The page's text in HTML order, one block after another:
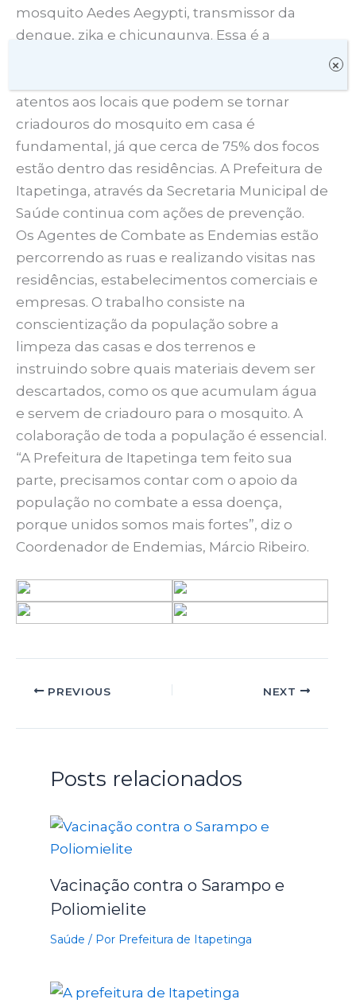
mosquito Aedes Aegypti, transmissor da
dengue, zika e chicungunya. Essa é a
atentos aos locais que podem se tornar
criadouros do mosquito em casa é
fundamental, já que cerca de 75% dos focos
estão dentro das residências. A Prefeitura de
Itapetinga, através da Secretaria Municipal de
Saúde continua com ações de prevenção.
Os Agentes de Combate as Endemias estão
percorrendo as ruas e realizando visitas nas
residências, estabelecimentos comerciais e
empresas. O trabalho consiste na
conscientização da população sobre a
limpeza das casas e dos terrenos e
instruindo sobre quais materiais devem ser
descartados, como os que acumulam água
e servem de criadouro para o mosquito. A
colaboração de toda a população é essencial.
“A Prefeitura de Itapetinga tem feito sua
parte, precisamos contar com o apoio da
população no combate a essa doença,
porque unidos somos mais fortes”, diz o
Coordenador de Endemias, Márcio Ribeiro.
PREVIOUS NEXT
Posts relacionados
Vacinação contra o Sarampo e
Poliomielite
Saúde / Por Prefeitura de Itapetinga
×